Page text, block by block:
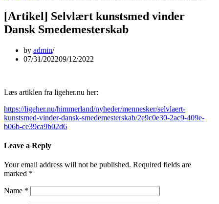
[Artikel] Selvlært kunstsmed vinder
Dansk Smedemesterskab
by admin
07/31/202209/12/2022
Læs artiklen fra ligeher.nu her:
https://ligeher.nu/himmerland/nyheder/mennesker/selvlaert-
kunstsmed-vinder-dansk-smedemesterskab/2e9c0e30-2ac9-409e-
b06b-ce39ca9b02d6
Leave a Reply
Your email address will not be published. Required fields are
marked *
Name *